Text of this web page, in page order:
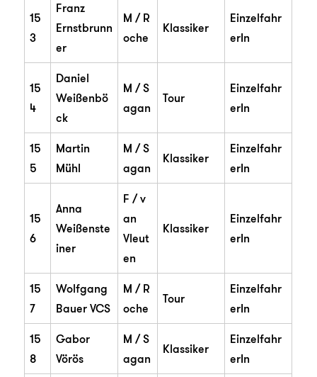
15
3
Franz
Ernstbrunn
er
M / R
oche
Klassiker
Einzelfahr
erIn
15
4
Daniel
Weißenbö
ck
M / S
agan
Tour
Einzelfahr
erIn
15
5
Martin
Mühl
M / S
agan
Klassiker
Einzelfahr
erIn
15
6
Anna
Weißenste
iner
F / v
an
Vleut
en
Klassiker
Einzelfahr
erIn
15
7
Wolfgang
Bauer VCS
M / R
oche
Tour
Einzelfahr
erIn
15
8
Gabor
Vörös
M / S
agan
Klassiker
Einzelfahr
erIn